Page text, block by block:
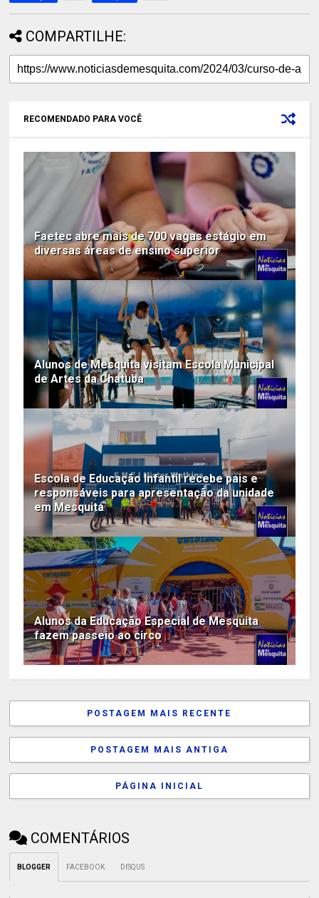
COMPARTILHE:
RECOMENDADO PARA VOCÊ
Faetec abre mais de 700 vagas estágio em
diversas áreas de ensino superior
Alunos de Mesquita visitam Escola Municipal
de Artes da Chatuba
Escola de Educação Infantil recebe pais e
responsáveis para apresentação da unidade
em Mesquita
Alunos da Educação Especial de Mesquita
fazem passeio ao circo
POSTAGEM MAIS RECENTE
POSTAGEM MAIS ANTIGA
PÁGINA INICIAL
COMENTÁRIOS
BLOGGER FACEBOOK DISQUS